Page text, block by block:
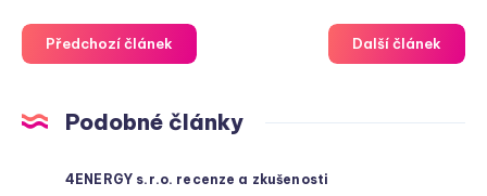
Předchozí článek Další článek
Podobné články
4ENERGY s.r.o. recenze a zkušenosti